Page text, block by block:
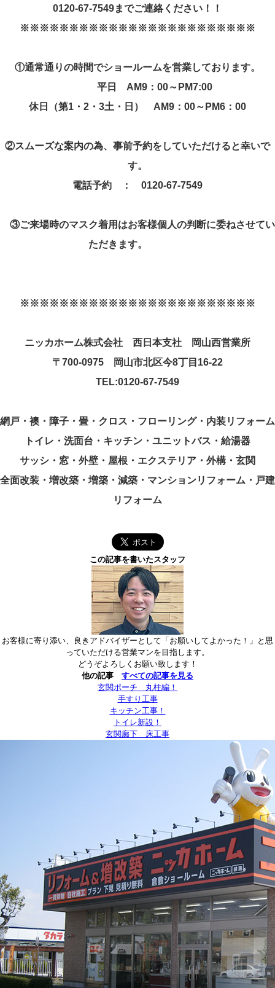
0120-67-7549までご連絡ください！！
※※※※※※※※※※※※※※※※※※※※※※※※
①通常通りの時間でショールームを営業しております。
平日 AM9 ： 00～ PM7:00
休日（第1 ・ 2 ・ 3土・日） AM9 ： 00～ PM6 ： 00
②スムーズな案内の為、事前予約をしていただけると幸いで
す。
電話予約 ： 0120-67-7549
③ご来場時のマスク着用はお客様個人の判断に委ねさせてい
ただきます。
※※※※※※※※※※※※※※※※※※※※※※※※
ニッカホーム株式会社 西日本支社 岡山西営業所
〒 700-0975 岡山市北区今8丁目 16-22
TEL:0120-67-7549
網戸・襖・障子・畳・クロス・フローリング・内装リフォーム
トイレ・洗面台・キッチン・ユニットバス・給湯器
サッシ・窓・外壁・屋根・エクステリア・外構・玄関
全面改装・増改築・増築・減築・マンションリフォーム・戸建
リフォーム
この記事を書いたスタッフ
お客様に寄り添い、良きアドバイザーとして「お願いしてよかった！」と思
っていただける営業マンを目指します。
どうぞよろしくお願い致します！
他の記事 すべての記事を見る
玄関ポーチ 丸柱編！
手すり工事
キッチン工事！
トイレ新設！
玄関廊下 床工事